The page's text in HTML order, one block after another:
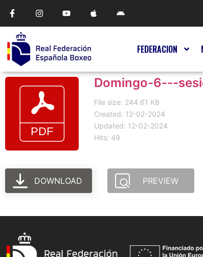
FEDERACION
Domingo-6---
File size: 244.61 KB
Created: 12-02-2024
Updated: 12-02-2024
Hits: 49
DOWNLOAD PREVIEW